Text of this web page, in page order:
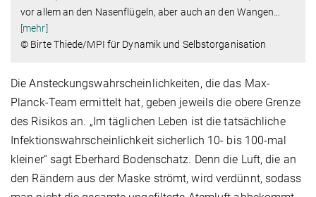
vor allem an den Nasenflügeln, aber auch an den Wangen…
[mehr]
© Birte Thiede/MPI für Dynamik und Selbstorganisation
Die Ansteckungswahrscheinlichkeiten, die das Max-
Planck-Team ermittelt hat, geben jeweils die obere Grenze
des Risikos an. „Im täglichen Leben ist die tatsächliche
Infektionswahrscheinlichkeit sicherlich 10- bis 100-mal
kleiner“ sagt Eberhard Bodenschatz. Denn die Luft, die an
den Rändern aus der Maske strömt, wird verdünnt, sodass